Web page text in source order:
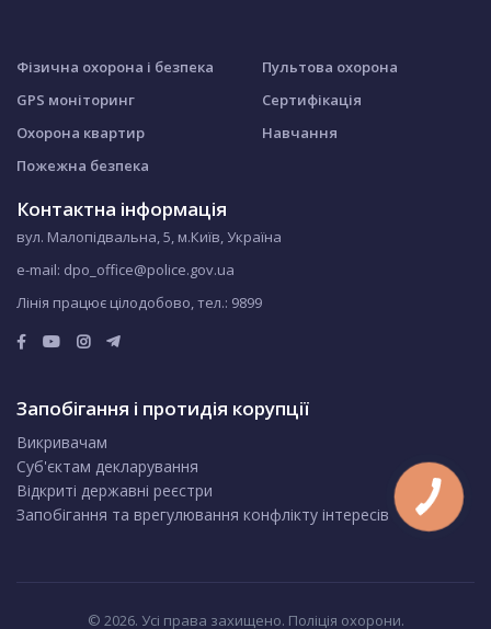
Фізична охорона і безпека
GPS моніторинг
Охорона квартир
Пожежна безпека
Пультова охорона
Сертифікація
Навчання
Контактна інформація
вул. Малопідвальна, 5, м.Київ, Україна
e-mail: dpo_office@police.gov.ua
Лінія працює цілодобово, тел.: 9899
Запобігання і протидія корупції
Викривачам
Суб'єктам декларування
Відкриті державні реєстри
Запобігання та врегулювання конфлікту інтересів
© 2026. Усі права захищено. Поліція охорони.